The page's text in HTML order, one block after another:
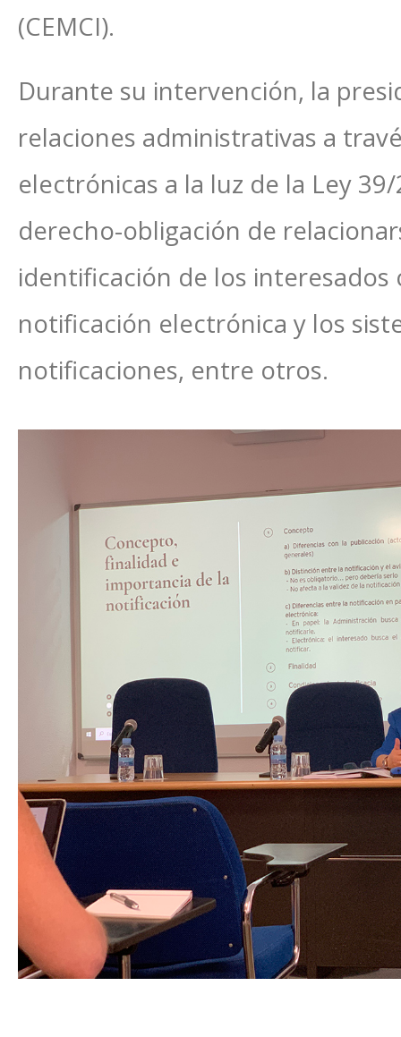
(CEMCI).
Durante su intervención, la
relaciones administrativas a
electrónicas a la luz de la Ley
derecho-obligación de
identificación de los
notificación electrónica y los
notificaciones, entre otros.